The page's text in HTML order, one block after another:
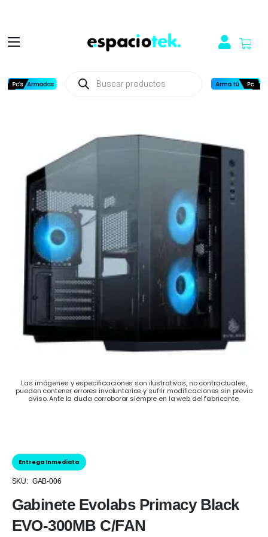
productos
Las imágenes y especificaciones son ilustrativas, no contractuales,
pueden contener errores involuntarios y sufrir modificaciones sin previo
aviso. Ante la duda corroborar siempre en la web del fabricante.
Entrega Inmediata
SKU: GAB-006
Gabinete Evolabs Primacy Black
EVO-300MB C/FAN